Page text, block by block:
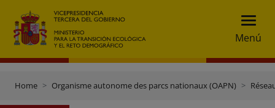
Menú
Home Organisme autonome des parcs nationaux (OAPN)